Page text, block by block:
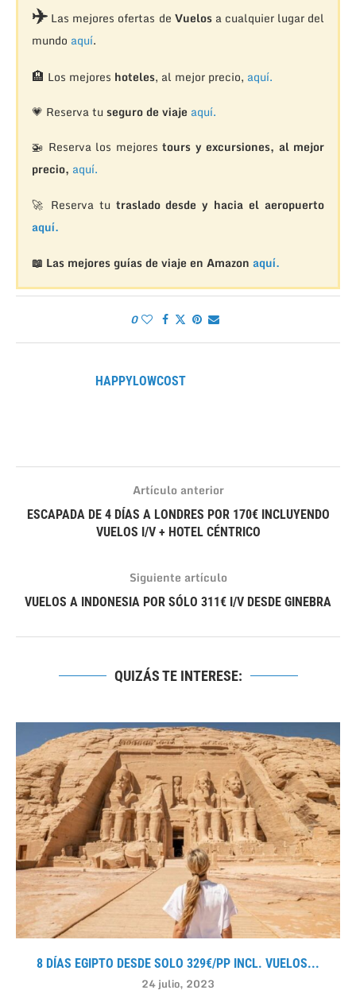
✈️Las mejores ofertas de Vuelosa cualquier lugar del
mundo aquí.
🏨 Los mejores hoteles, al mejor precio, aquí.
💗 Reserva tu seguro de viaje aquí.
🚁 Reserva los mejorestours y excursiones, al mejor
precio, aquí.
🚀 Reserva tu traslado desde y hacia el aeropuerto
aquí.
📖 Las mejores guías de viaje en Amazon aquí.
0
HAPPYLOWCOST
Artículo anterior
ESCAPADA DE 4 DÍAS A LONDRES POR 170€ INCLUYENDO
VUELOS I/V + HOTEL CÉNTRICO
Siguiente artículo
VUELOS A INDONESIA POR SÓLO 311€ I/V DESDE GINEBRA
QUIZÁS TE INTERESE:
8 DÍAS EGIPTO DESDE SOLO 329€/PP INCL. VUELOS...
24 julio, 2023